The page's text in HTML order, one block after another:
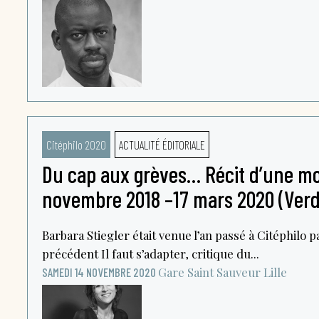
Citéphilo 2020 ACTUALITÉ ÉDITORIALE
Du cap aux grèves… Récit d’une
novembre 2018 –17 mars 2020
Barbara Stiegler était venue l’an passé à Citéphilo
précédent Il faut s’adapter, critique du...
SAMEDI 14 NOVEMBRE 2020 Gare Saint Sauveur Lille